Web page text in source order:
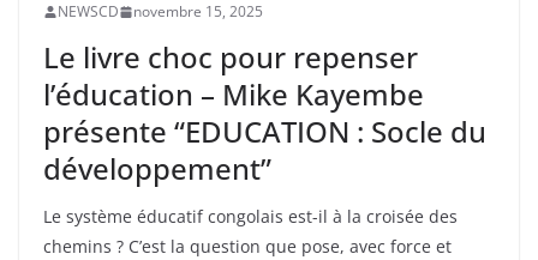
NEWSCD novembre 15, 2025
Le livre choc pour repenser
l’éducation – Mike Kayembe
présente “EDUCATION : Socle du
développement”
Le système éducatif congolais est-il à la croisée des
chemins ? C’est la question que pose, avec force et